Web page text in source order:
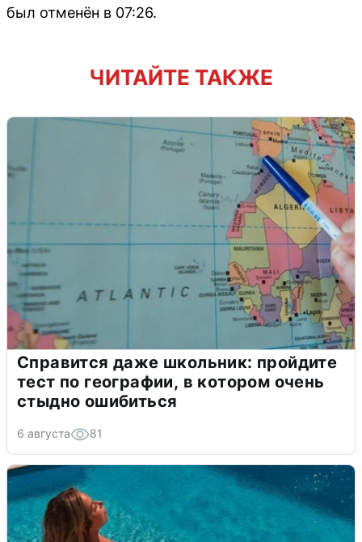
был отменён в 07:26.
ЧИТАЙТЕ ТАКЖЕ
Справится даже школьник: пройдите
тест по географии, в котором очень
стыдно ошибиться
6 августа 81